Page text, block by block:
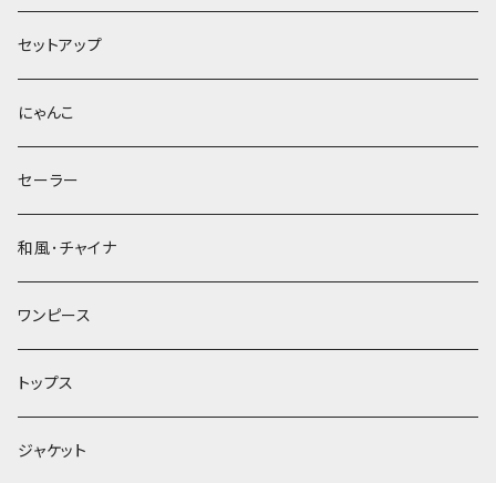
セットアップ
にゃんこ
セーラー
和風･チャイナ
ワンピース
トップス
ジャケット